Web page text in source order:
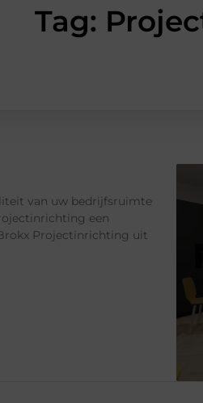
Tag:
van uw bedrijfsruimte
een
Projectinrichting uit